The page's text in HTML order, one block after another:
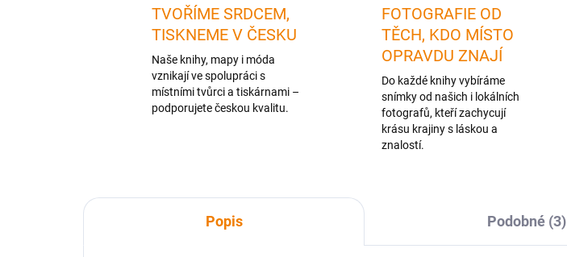
TVOŘÍME SRDCEM,
TISKNEME V ČESKU
Naše knihy, mapy i móda
vznikají ve spolupráci s
místními tvůrci a tiskárnami –
podporujete českou kvalitu.
FOTOGRAFIE OD
TĚCH, KDO MÍSTO
OPRAVDU ZNAJÍ
Do každé knihy vybíráme
snímky od našich i lokálních
fotografů, kteří zachycují
krásu krajiny s láskou a
znalostí.
Popis Podobné (3)